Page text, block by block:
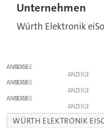
Unternehmen
Würth Elektronik
ANZEIGE
ANZEIGE
ANZEIGE
ANZEIGE
ANZEIGE
ANZEIGE
WÜRTH ELEKTRONIK